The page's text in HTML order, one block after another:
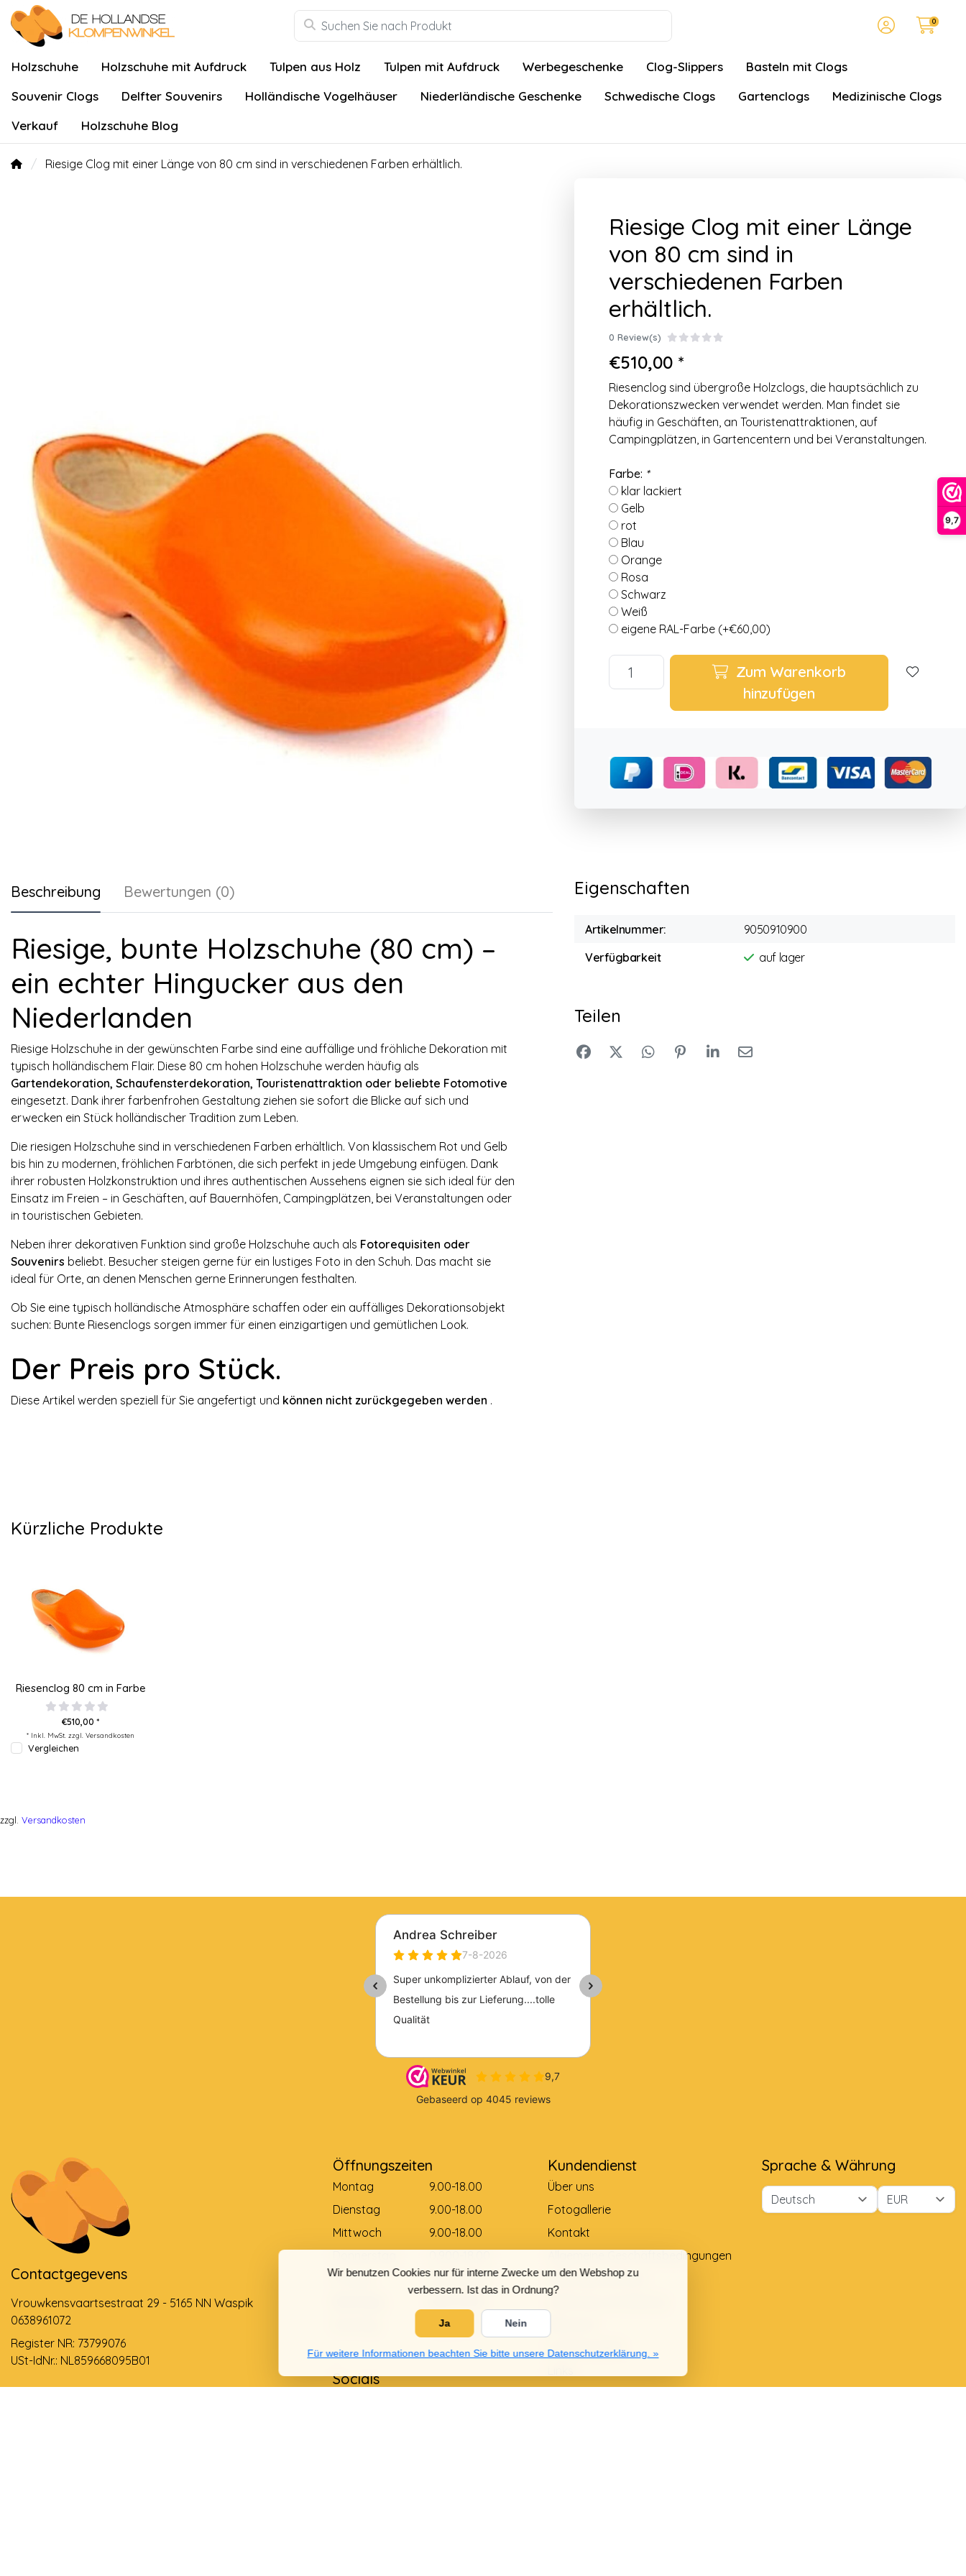
9,7
Wir benutzen Cookies nur für interne Zwecke um den Webshop zu
verbessern. Ist das in Ordnung?
Ja Nein
Für weitere Informationen beachten Sie bitte unsere Datenschutzerklärung. »
0
Holzschuhe Holzschuhe mit Aufdruck Tulpen aus Holz Tulpen mit Aufdruck Werbegeschenke Clog-Slippers
Basteln mit Clogs
Souvenir Clogs
Delfter Souvenirs Holländische Vogelhäuser Niederländische Geschenke Schwedische Clogs Gartenclogs
Medizinische Clogs
Verkauf
Holzschuhe Blog
Riesige Clog mit einer Länge von 80 cm sind in verschiedenen Farben erhältlich.
Riesige Clog mit einer Länge
von 80 cm sind in
verschiedenen Farben
erhältlich.
0 Review(s)
€510,00 *
Riesenclog sind übergroße Holzclogs, die hauptsächlich zu
Dekorationszwecken verwendet werden. Man findet sie
häufig in Geschäften, an Touristenattraktionen, auf
Campingplätzen, in Gartencentern und bei Veranstaltungen.
Farbe: *
klar lackiert
Gelb
rot
Blau
Orange
Rosa
Schwarz
Weiß
eigene RAL-Farbe (+€60,00)
Zum Warenkorb
hinzufügen
Beschreibung Bewertungen (0)
Riesige, bunte Holzschuhe (80 cm) –
ein echter Hingucker aus den
Niederlanden
Riesige Holzschuhe in der gewünschten Farbe sind eine auffällige und fröhliche Dekoration mit
typisch holländischem Flair. Diese 80 cm hohen Holzschuhe werden häufig als
Gartendekoration, Schaufensterdekoration, Touristenattraktion oder beliebte Fotomotive
eingesetzt. Dank ihrer farbenfrohen Gestaltung ziehen sie sofort die Blicke auf sich und
erwecken ein Stück holländischer Tradition zum Leben.
Die riesigen Holzschuhe sind in verschiedenen Farben erhältlich. Von klassischem Rot und Gelb
bis hin zu modernen, fröhlichen Farbtönen, die sich perfekt in jede Umgebung einfügen. Dank
ihrer robusten Holzkonstruktion und ihres authentischen Aussehens eignen sie sich ideal für den
Einsatz im Freien – in Geschäften, auf Bauernhöfen, Campingplätzen, bei Veranstaltungen oder
in touristischen Gebieten.
Neben ihrer dekorativen Funktion sind große Holzschuhe auch als Fotorequisiten oder
Souvenirs beliebt. Besucher steigen gerne für ein lustiges Foto in den Schuh. Das macht sie
ideal für Orte, an denen Menschen gerne Erinnerungen festhalten.
Ob Sie eine typisch holländische Atmosphäre schaffen oder ein auffälliges Dekorationsobjekt
suchen: Bunte Riesenclogs sorgen immer für einen einzigartigen und gemütlichen Look.
Der Preis pro Stück.
Diese Artikel werden speziell für Sie angefertigt und können nicht zurückgegeben werden .
Eigenschaften
Artikelnummer:
9050910900
Verfügbarkeit
auf lager
Teilen
Kürzliche Produkte
Riesenclog 80 cm in Farbe
€510,00 *
* Inkl. MwSt. zzgl. Versandkosten
Vergleichen
zzgl. Versandkosten
Contactgegevens
Vrouwkensvaartsestraat 29 - 5165 NN Waspik
0638961072
Register NR: 73799076
USt-IdNr.: NL859668095B01
Öffnungszeiten
Montag
9.00-18.00
Dienstag
9.00-18.00
Mittwoch
9.00-18.00
Freitag
0.900-18.00
Gesloten
Socials
Kundendienst
Über uns
Fotogallerie
Kontakt
Allgemeine Geschäftsbedingungen
Zahlungsmethode
Größentabelle
Sprache & Währung